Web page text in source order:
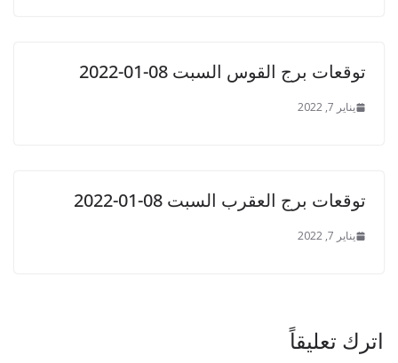
توقعات برج القوس السبت 08-01-2022
يناير 7, 2022
توقعات برج العقرب السبت 08-01-2022
يناير 7, 2022
اترك تعليقاً